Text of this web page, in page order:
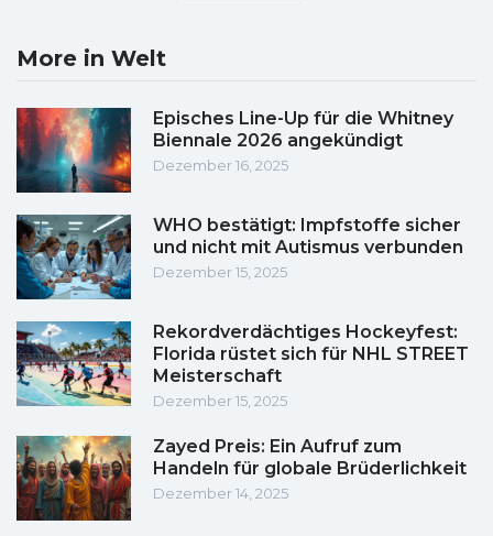
More in Welt
Episches Line-Up für die Whitney
Biennale 2026 angekündigt
Dezember 16, 2025
WHO bestätigt: Impfstoffe sicher
und nicht mit Autismus verbunden
Dezember 15, 2025
Rekordverdächtiges Hockeyfest:
Florida rüstet sich für NHL STREET
Meisterschaft
Dezember 15, 2025
Zayed Preis: Ein Aufruf zum
Handeln für globale Brüderlichkeit
Dezember 14, 2025